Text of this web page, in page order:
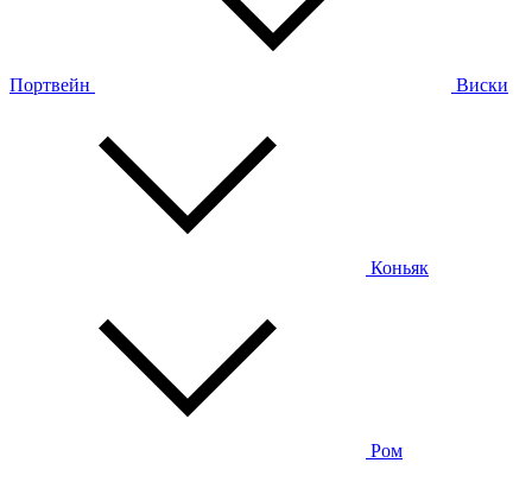
Портвейн Виски
Коньяк
Ром